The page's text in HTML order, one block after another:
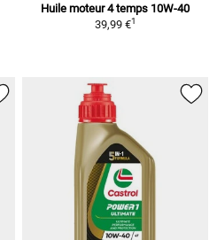
Huile moteur 4 temps 10W-40
39,99 €1